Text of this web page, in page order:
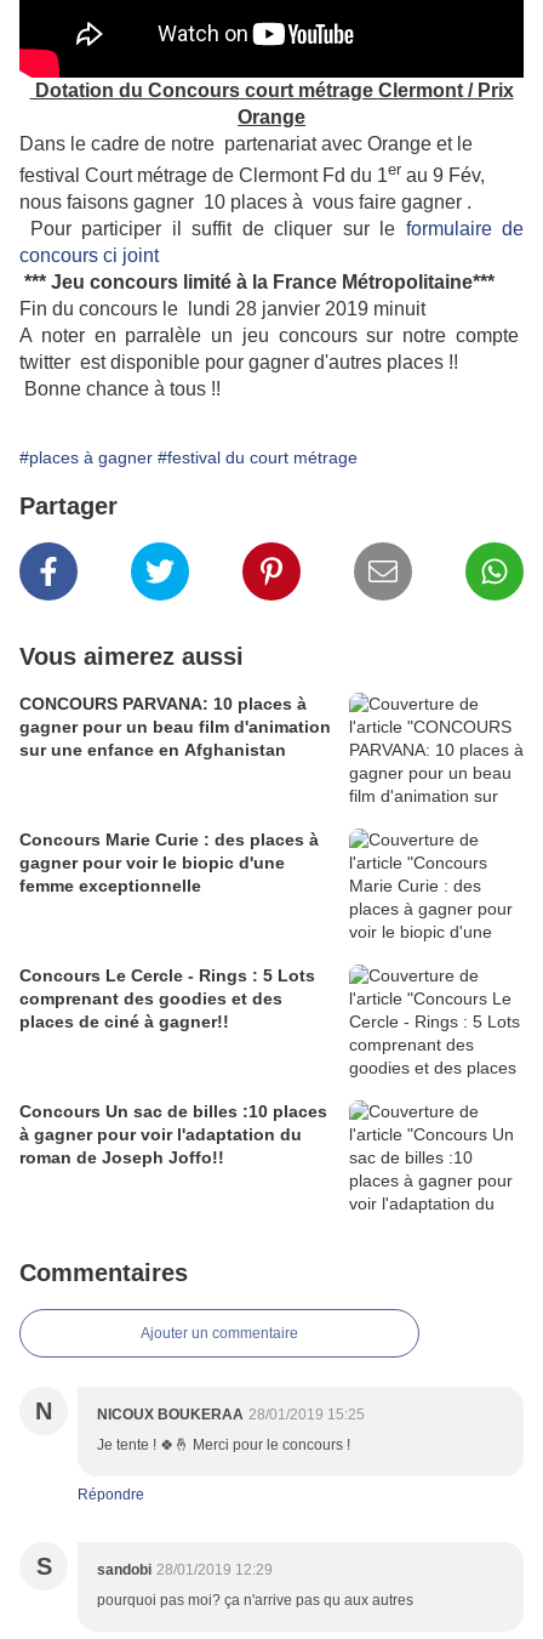
Dotation du Concourscourt métrage Clermont/ Prix
Orange
Dans le cadre de notre partenariat avec Orange et le
festival Court métrage de Clermont Fd du 1er au 9 Fév,
nous faisons gagner 10 places à vous faire gagner .
Pour participer il suffit de cliquer sur le formulaire de
concours ci joint
*** Jeu concours limité à la France Métropolitaine***
Fin du concours le lundi 28 janvier 2019 minuit
A noter en parralèle un jeu concours sur notre compte
twitter est disponible pour gagner d'autres places !!
Bonne chance à tous !!
#places à gagner #festival du court métrage
Partager
Vous aimerez aussi
CONCOURS PARVANA: 10 places à
gagner pour un beau film d'animation
sur une enfance en Afghanistan
Concours Marie Curie : des places à
gagner pour voir le biopic d'une
femme exceptionnelle
Concours Le Cercle - Rings : 5 Lots
comprenant des goodies et des
places de ciné à gagner!!
Concours Un sac de billes :10 places
à gagner pour voir l'adaptation du
roman de Joseph Joffo!!
Commentaires
Ajouter un commentaire
N NICOUX BOUKERAA 28/01/2019 15:25
Je tente ! 🍀🤞 Merci pour le concours !
Répondre
S sandobi 28/01/2019 12:29
pourquoi pas moi? ça n'arrive pas qu aux autres